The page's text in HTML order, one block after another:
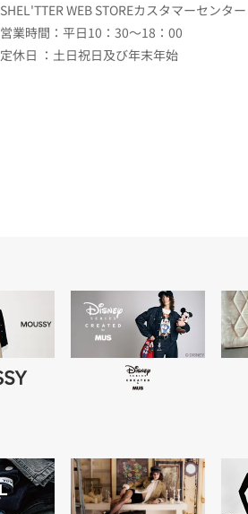
SHEL'TTER WEB STOREカスタマーセンター
営業時間：平日10：30～18：00
定休日 ：土日祝日及び年末年始